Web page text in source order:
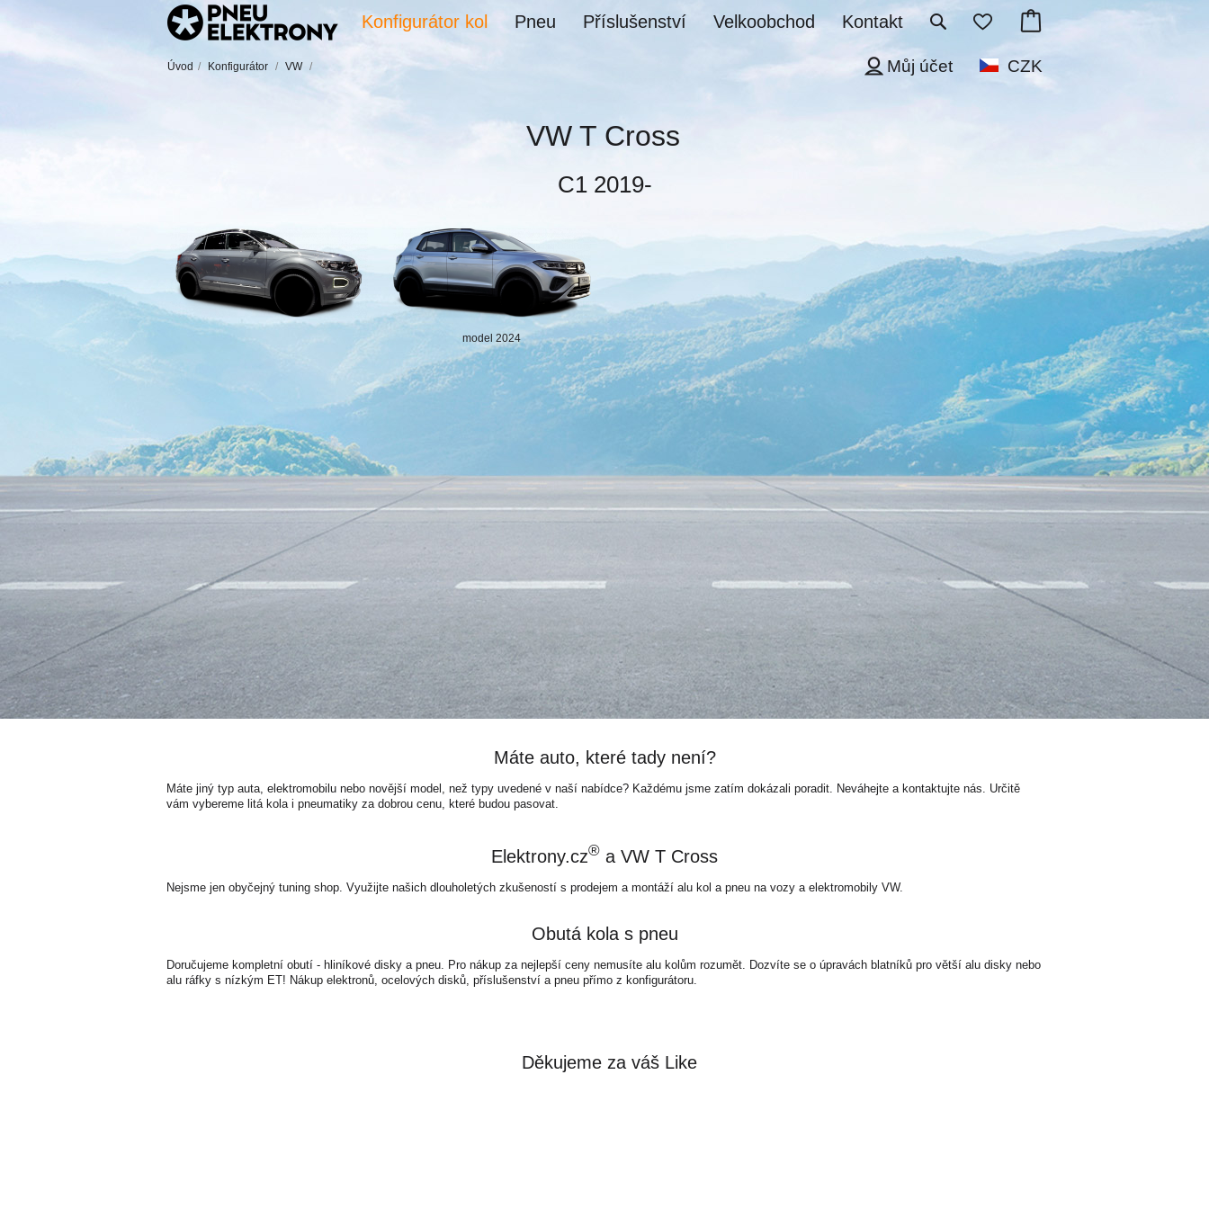
Kontakt
Velkoobchod
Příslušenství
Pneu
Konfigurátor kol
Úvod / Konfigurátor / VW / CZK
Můj účet
VW T Cross
C1 2019-
model 2024
Máte auto, které tady není?
Máte jiný typ auta, elektromobilu nebo novější model, než typy uvedené v naší nabídce? Každému jsme zatím dokázali poradit. Neváhejte a kontaktujte nás. Určitě
vám vybereme litá kola i pneumatiky za dobrou cenu, které budou pasovat.
Elektrony.cz® a VW T Cross
Nejsme jen obyčejný tuning shop. Využijte našich dlouholetých zkušeností s prodejem a montáží alu kol a pneu na vozy a elektromobily VW.
Obutá kola s pneu
Doručujeme kompletní obutí - hliníkové disky a pneu. Pro nákup za nejlepší ceny nemusíte alu kolům rozumět. Dozvíte se o úpravách blatníků pro větší alu disky nebo
alu ráfky s nízkým ET! Nákup elektronů, ocelových disků, příslušenství a pneu přímo z konfigurátoru.
Děkujeme za váš Like